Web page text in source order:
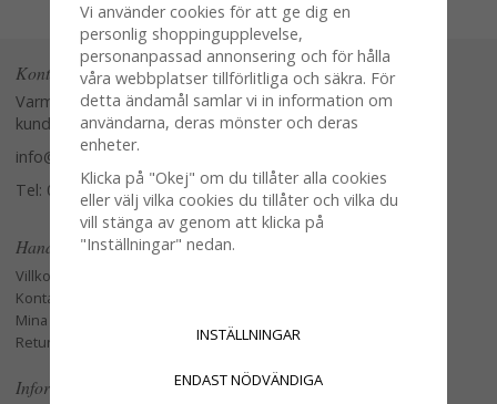
Kontakta oss
Varmt välkommen att kontakta vår
kundtjänst.
info@glasverandan.se
Tel: 079-3495968
Handla
Villkor
Kontakta oss
Mina favoriter
Retur och Reklamation
Information
Vi använder cookies för att ge dig en
personlig shoppingupplevelse,
personanpassad annonsering och för hålla
våra webbplatser tillförlitliga och säkra. För
detta ändamål samlar vi in information om
användarna, deras mönster och deras
enheter.
Klicka på "Okej" om du tillåter alla cookies
eller välj vilka cookies du tillåter och vilka du
vill stänga av genom att klicka på
"Inställningar" nedan.
INSTÄLLNINGAR
ENDAST NÖDVÄNDIGA